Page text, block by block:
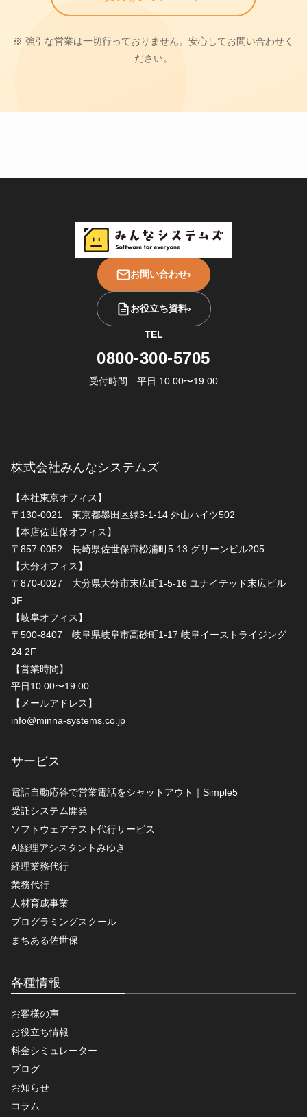
※ 強引な営業は一切行っておりません。安心してお問い合わせく
ださい。
お問い合わせ›
お役立ち資料›
TEL
0800-300-5705
受付時間 平日 10:00〜19:00
株式会社みんなシステムズ
【本社東京オフィス】
〒130-0021 東京都墨田区緑3-1-14 外山ハイツ502
【本店佐世保オフィス】
〒857-0052 長崎県佐世保市松浦町5-13 グリーンビル205
【大分オフィス】
〒870-0027 大分県大分市末広町1-5-16 ユナイテッド末広ビル
3F
【岐阜オフィス】
〒500-8407 岐阜県岐阜市高砂町1-17 岐阜イーストライジング
24 2F
【営業時間】
平日10:00〜19:00
【メールアドレス】
info@minna-systems.co.jp
サービス
電話自動応答で営業電話をシャットアウト｜Simple5
受託システム開発
ソフトウェアテスト代行サービス
AI経理アシスタントみゆき
経理業務代行
業務代行
人材育成事業
プログラミングスクール
まちある佐世保
各種情報
お客様の声
お役立ち情報
料金シミュレーター
ブログ
お知らせ
コラム